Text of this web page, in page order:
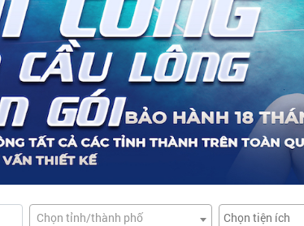
Chọn tỉnh/thành phố